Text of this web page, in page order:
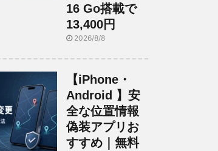
16 Go搭載で
13,400円
2026/8/8
【iPhone・
Android 】安
全な位置情報
偽装アプリお
すすめ｜無料